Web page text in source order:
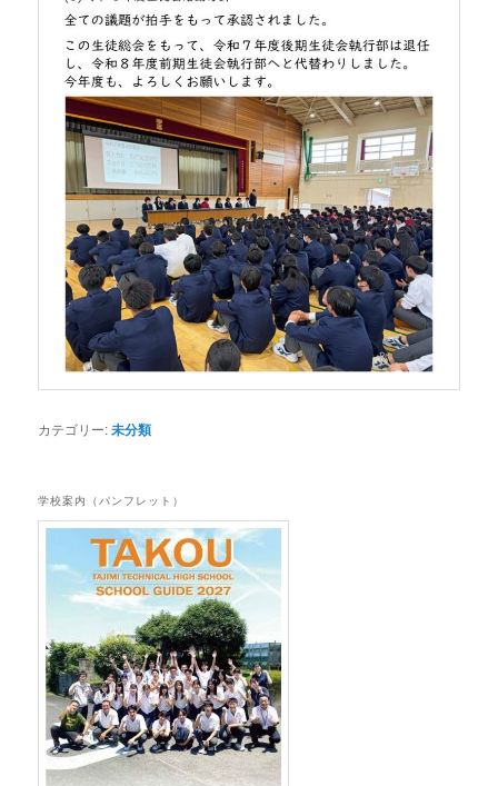
カテゴリー:未分類
学校案内（パンフレット）